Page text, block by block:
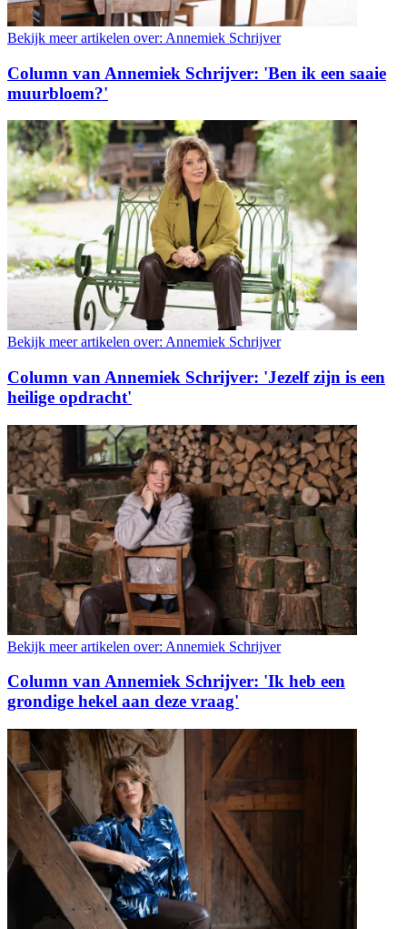
Bekijk meer artikelen over: Annemiek Schrijver
Column van Annemiek Schrijver: 'Ben ik een saaie
muurbloem?'
Bekijk meer artikelen over: Annemiek Schrijver
Column van Annemiek Schrijver: 'Jezelf zijn is een
heilige opdracht'
Bekijk meer artikelen over: Annemiek Schrijver
Column van Annemiek Schrijver: 'Ik heb een
grondige hekel aan deze vraag'